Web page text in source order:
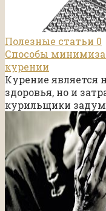
Полезные статьи 0
Способы
курении
Курение является
здоровья, но и
курильщики